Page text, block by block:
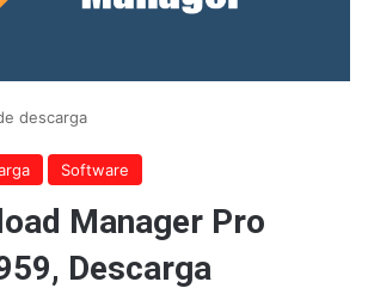
descarga
Software
Manager Pro
Descarga